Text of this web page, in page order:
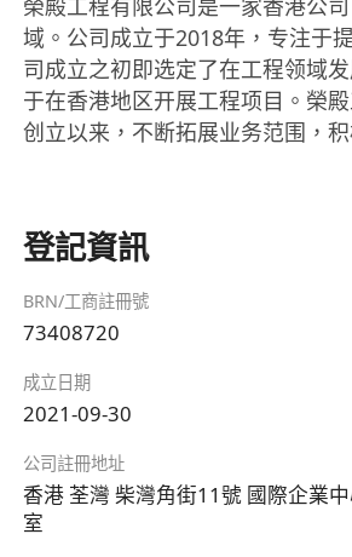
榮殿工程有限公司是一家香港公
域。公司成立于2018年，专注于
司成立之初即选定了在工程领域
于在香港地区开展工程项目。榮
创立以来，不断拓展业务范围，
登記資訊
BRN/工商註冊號
73408720
成立日期
2021-09-30
公司註冊地址
香港 荃灣 柴灣角街11號 國際企業
室